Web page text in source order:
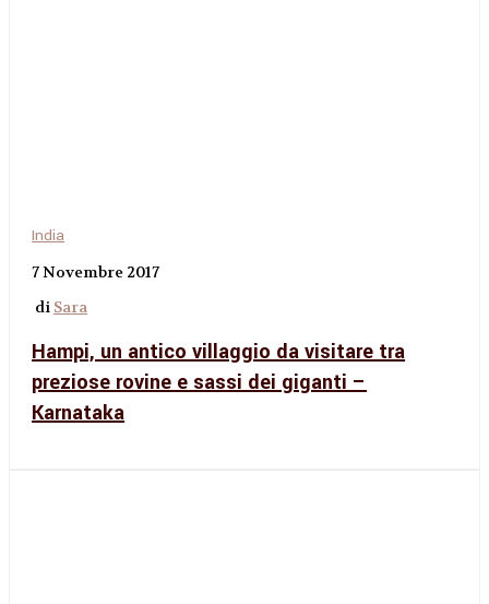
India
7 Novembre 2017
di Sara
Hampi, un antico villaggio da visitare tra
preziose rovine e sassi dei giganti –
Karnataka